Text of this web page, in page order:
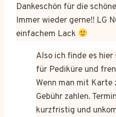
Dankeschön für die
Immer wieder gerne!! LG
einfachem Lack
Also ich finde es hier
für Pediküre und
Wenn man mit Karte
Gebühr zahlen.
kurzfristig und